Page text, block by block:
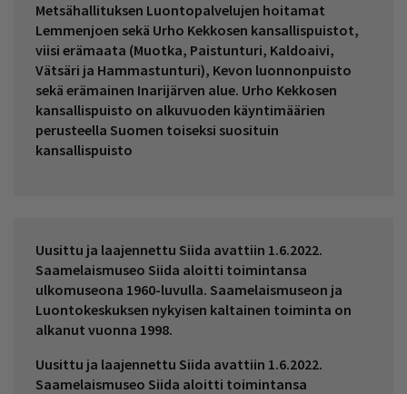
Metsähallituksen Luontopalvelujen hoitamat
Lemmenjoen sekä Urho Kekkosen kansallispuistot,
viisi erämaata (Muotka, Paistunturi, Kaldoaivi,
Vätsäri ja Hammastunturi), Kevon luonnonpuisto
sekä erämainen Inarijärven alue. Urho Kekkosen
kansallispuisto on alkuvuoden käyntimäärien
perusteella Suomen toiseksi suosituin
kansallispuisto
Uusittu ja laajennettu Siida avattiin 1.6.2022.
Saamelaismuseo Siida aloitti toimintansa
ulkomuseona 1960-luvulla. Saamelaismuseon ja
Luontokeskuksen nykyisen kaltainen toiminta on
alkanut vuonna 1998.
Uusittu ja laajennettu Siida avattiin 1.6.2022.
Saamelaismuseo Siida aloitti toimintansa